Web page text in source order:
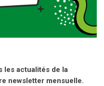
les actualités de la
newsletter mensuelle.